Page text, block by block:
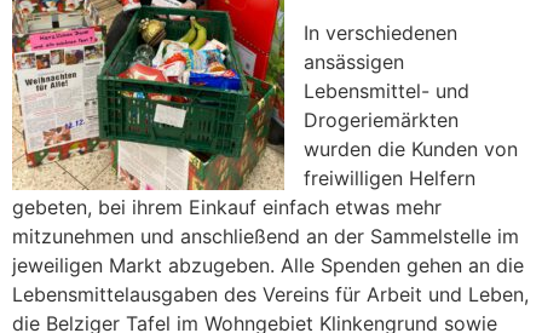
In verschiedenen
ansässigen
Lebensmittel- und
Drogeriemärkten
wurden die Kunden von
freiwilligen Helfern
gebeten, bei ihrem Einkauf einfach etwas mehr
mitzunehmen und anschließend an der Sammelstelle im
jeweiligen Markt abzugeben. Alle Spenden gehen an die
Lebensmittelausgaben des Vereins für Arbeit und Leben,
die Belziger Tafel im Wohngebiet Klinkengrund sowie